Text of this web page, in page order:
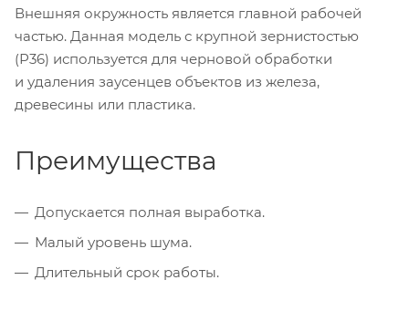
Внешняя окружность является главной рабочей
частью. Данная модель с крупной зернистостью
(Р36) используется для черновой обработки
и удаления заусенцев объектов из железа,
древесины или пластика.
Преимущества
Допускается полная выработка.
Малый уровень шума.
Длительный срок работы.